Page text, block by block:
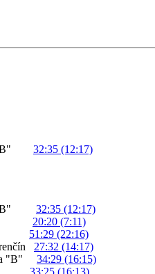
"B" 32:35 (12:17)
"B" 32:35 (12:17)
20:20 (7:11)
51:29 (22:16)
27:32 (14:17)
"B" 34:29 (16:15)
33:25 (16:13)